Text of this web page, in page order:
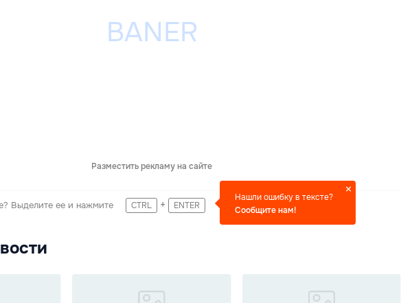
Разместить рекламу на сайте
Выделите ее и нажмите CTRL + ENTER
Нашли ошибку в тексте?
Сообщите нам!